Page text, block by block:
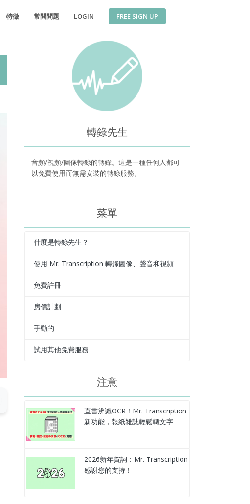
特徵 常問問題 LOGIN FREE SIGN UP
轉錄先生
音頻/視頻/圖像轉錄的轉錄。這是一種任何人都可
以免費使用而無需安裝的轉錄服務。
菜單
什麼是轉錄先生？
使用 Mr. Transcription 轉錄圖像、聲音和視頻
免費註冊
房價計劃
手動的
試用其他免費服務
注意
直書辨識OCR！Mr. Transcription
新功能，報紙雜誌輕鬆轉文字
2026新年賀詞：Mr. Transcription
感謝您的支持！